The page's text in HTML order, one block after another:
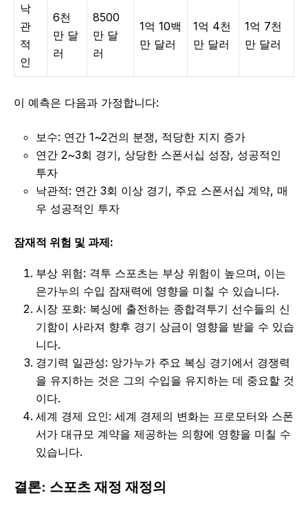
낙
관
적
인
6천
만 달
러
8500
만 달
러
1억 10백
만 달러
1억 4천
만 달러
1억 7천
만 달러
이 예측은 다음과 가정합니다:
보수: 연간 1~2건의 분쟁, 적당한 지지 증가
연간 2~3회 경기, 상당한 스폰서십 성장, 성공적인
투자
낙관적: 연간 3회 이상 경기, 주요 스폰서십 계약, 매
우 성공적인 투자
잠재적 위험 및 과제:
부상 위험: 격투 스포츠는 부상 위험이 높으며, 이는
은가누의 수입 잠재력에 영향을 미칠 수 있습니다.
시장 포화: 복싱에 출전하는 종합격투기 선수들의 신
기함이 사라져 향후 경기 상금이 영향을 받을 수 있습
니다.
경기력 일관성: 앙가누가 주요 복싱 경기에서 경쟁력
을 유지하는 것은 그의 수입을 유지하는 데 중요할 것
이다.
세계 경제 요인: 세계 경제의 변화는 프로모터와 스폰
서가 대규모 계약을 제공하는 의향에 영향을 미칠 수
있습니다.
결론: 스포츠 재정 재정의